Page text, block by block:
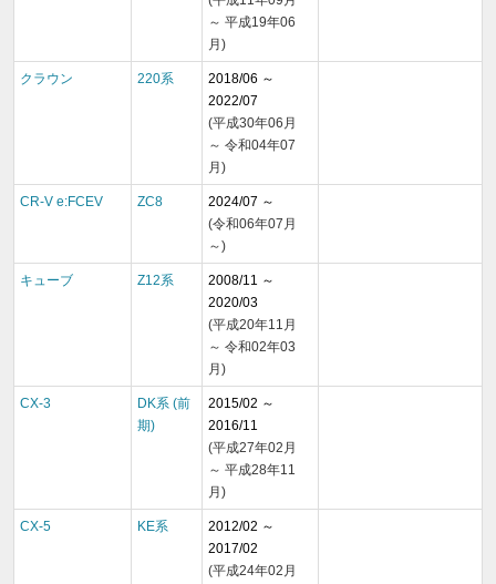
～ 平成19年06
月)
クラウン 220系
2018/06 ～
2022/07
(平成30年06月
～ 令和04年07
月)
CR-V e:FCEV ZC8
2024/07 ～
(令和06年07月
～)
キューブ Z12系
2008/11 ～
2020/03
(平成20年11月
～ 令和02年03
月)
CX-3
DK系 (前
期)
2015/02 ～
2016/11
(平成27年02月
～ 平成28年11
月)
CX-5 KE系
2012/02 ～
2017/02
(平成24年02月